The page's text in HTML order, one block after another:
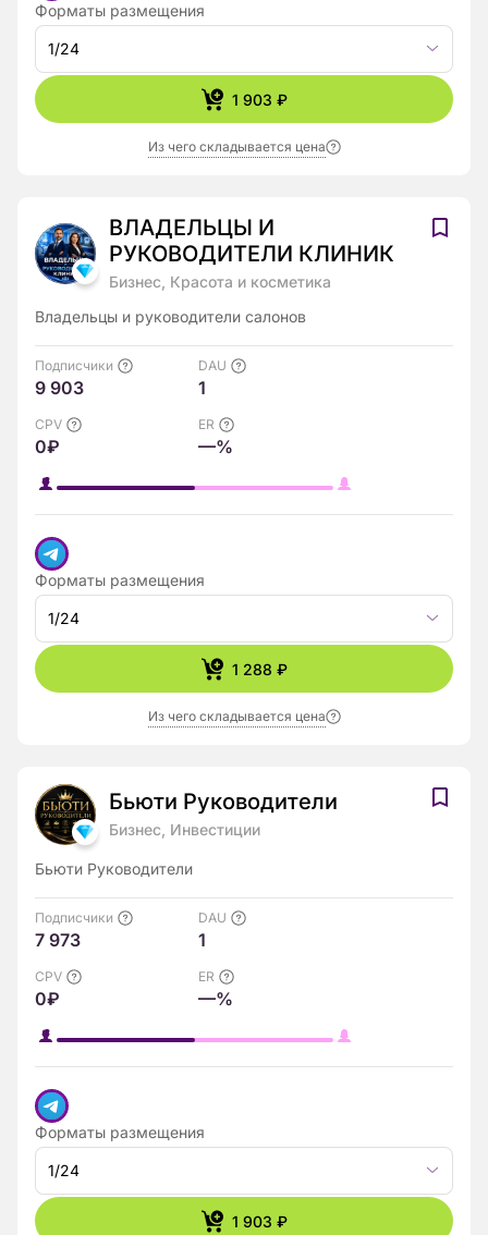
Форматы размещения
1/24
1 903 ₽
Из чего складывается цена
ВЛАДЕЛЬЦЫ И
РУКОВОДИТЕЛИ КЛИНИК
Бизнес, Красота и косметика
Владельцы и руководители салонов
Подписчики
9 903
DAU
1
CPV
0₽
ER
—%
Форматы размещения
1/24
1 288 ₽
Из чего складывается цена
Бьюти Руководители
Бизнес, Инвестиции
Бьюти Руководители
Подписчики
7 973
DAU
1
CPV
0₽
ER
—%
Форматы размещения
1/24
1 903 ₽